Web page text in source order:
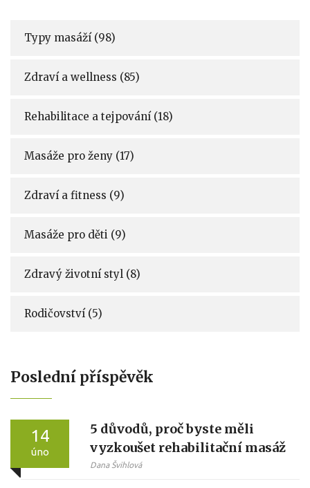
Typy masáží (98)
Zdraví a wellness (85)
Rehabilitace a tejpování (18)
Masáže pro ženy (17)
Zdraví a fitness (9)
Masáže pro děti (9)
Zdravý životní styl (8)
Rodičovství (5)
Poslední příspěvěk
14
úno
5 důvodů, proč byste měli
vyzkoušet rehabilitační masáž
Dana Švihlová